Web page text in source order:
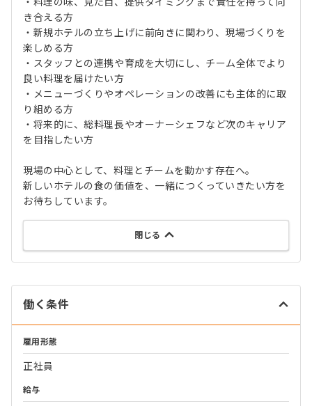
き合える方
・新規ホテルの立ち上げに前向きに関わり、現場づくりを
楽しめる方
・スタッフとの連携や育成を大切にし、チーム全体でより
良い料理を届けたい方
・メニューづくりやオペレーションの改善にも主体的に取
り組める方
・将来的に、総料理長やオーナーシェフなど次のキャリア
を目指したい方
現場の中心として、料理とチームを動かす存在へ。
新しいホテルの食の価値を、一緒につくっていきたい方を
お待ちしています。
閉じる
働く条件
雇用形態
正社員
給与